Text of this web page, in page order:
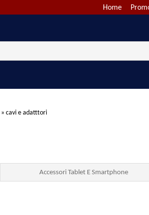
Home
» cavi e adatttori
Accessori Tablet E Smartphone